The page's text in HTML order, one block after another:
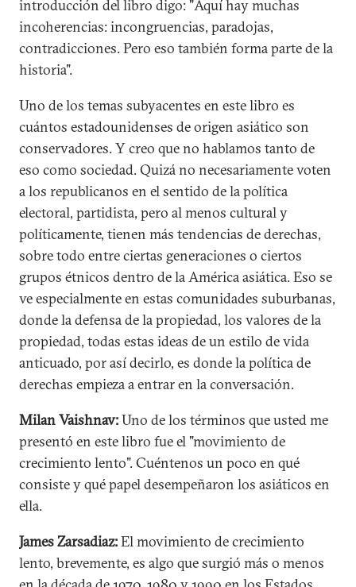
introducción del libro digo: "Aquí hay muchas
incoherencias: incongruencias, paradojas,
contradicciones. Pero eso también forma parte de la
historia".
Uno de los temas subyacentes en este libro es
cuántos estadounidenses de origen asiático son
conservadores. Y creo que no hablamos tanto de
eso como sociedad. Quizá no necesariamente voten
a los republicanos en el sentido de la política
electoral, partidista, pero al menos cultural y
políticamente, tienen más tendencias de derechas,
sobre todo entre ciertas generaciones o ciertos
grupos étnicos dentro de la América asiática. Eso se
ve especialmente en estas comunidades suburbanas,
donde la defensa de la propiedad, los valores de la
propiedad, todas estas ideas de un estilo de vida
anticuado, por así decirlo, es donde la política de
derechas empieza a entrar en la conversación.
Milan Vaishnav:Uno de los términos que usted me
presentó en este libro fue el "movimiento de
crecimiento lento". Cuéntenos un poco en qué
consiste y qué papel desempeñaron los asiáticos en
ella.
James Zarsadiaz:El movimiento de crecimiento
lento, brevemente, es algo que surgió más o menos